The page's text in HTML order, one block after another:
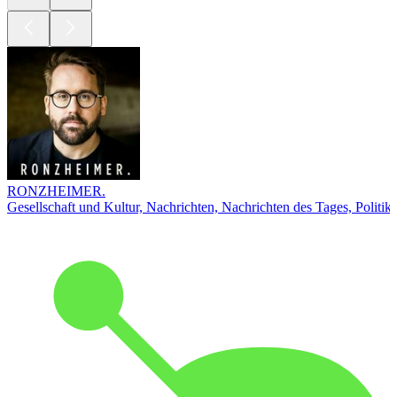
RONZHEIMER.
Gesellschaft und Kultur, Nachrichten, Nachrichten des Tages, Politik